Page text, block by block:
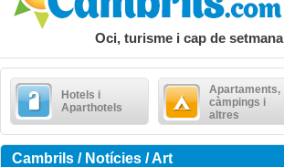
Oci, turisme i cap de setmana
Hotels i
Aparthotels
Apartaments,
càmpings i
altres
Cambrils / Notícies / Art